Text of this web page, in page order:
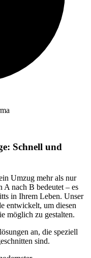
Schnell und
Umzug mehr als nur
A nach B bedeutet – es
in Ihrem Leben. Unser
entwickelt, um diesen
möglich zu gestalten.
an, die speziell
sind.